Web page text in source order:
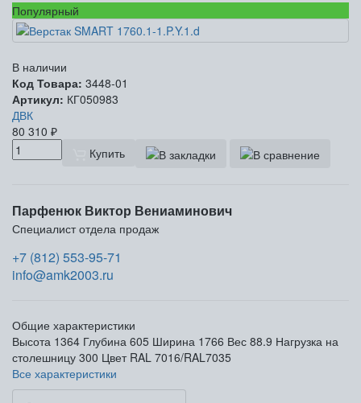
Популярный
В наличии
Код Товара: 3448-01
Артикул: КГ050983
ДВК
80 310 ₽
Купить
Парфенюк Виктор Вениаминович
Специалист отдела продаж
+7 (812) 553-95-71
info@amk2003.ru
Общие характеристики
Высота 1364 Глубина 605 Ширина 1766 Вес 88.9 Нагрузка на
столешницу 300 Цвет RAL 7016/RAL7035
Все характеристики